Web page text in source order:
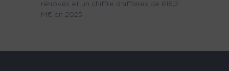
rénovés et un chiffre d’affaires de 616,2
M€ en 2025.